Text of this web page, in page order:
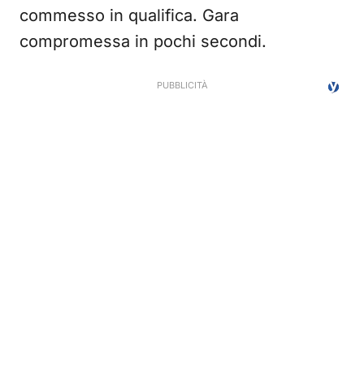
commesso in qualifica. Gara
compromessa in pochi secondi.